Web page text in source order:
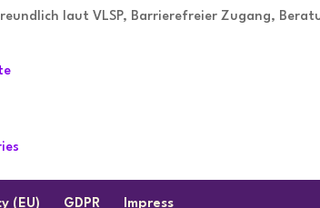
laut VLSP, Barrierefreier Zugang,
(EU) GDPR Impress